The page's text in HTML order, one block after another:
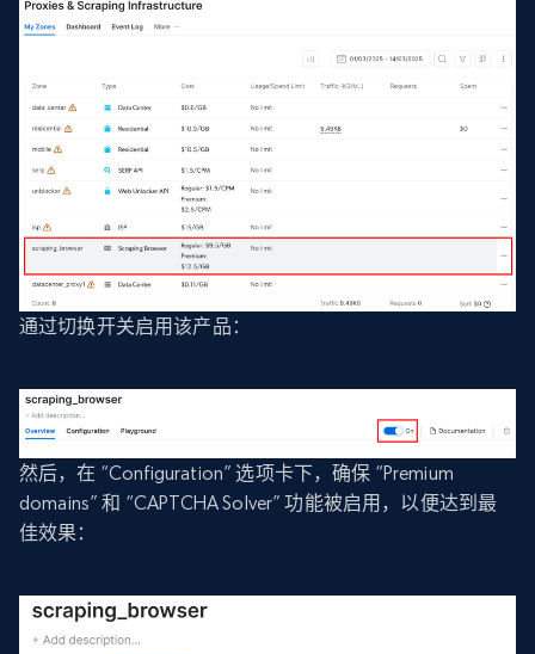
通过切换开关启用该产品：
然后，在 “Configuration” 选项卡下，确保 “Premium
domains” 和 “CAPTCHA Solver” 功能被启用，以便达到最
佳效果：